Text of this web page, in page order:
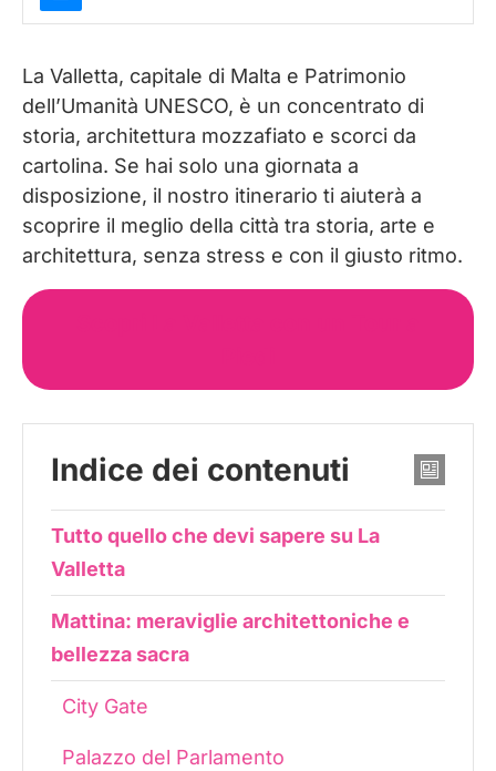
La Valletta, capitale di Malta e Patrimonio
dell’Umanità UNESCO, è un concentrato di
storia, architettura mozzafiato e scorci da
cartolina. Se hai solo una giornata a
disposizione, il nostro itinerario ti aiuterà a
scoprire il meglio della città tra storia, arte e
architettura, senza stress e con il giusto ritmo.
Indice dei contenuti
Tutto quello che devi sapere su La
Valletta
Mattina: meraviglie architettoniche e
bellezza sacra
City Gate
Palazzo del Parlamento